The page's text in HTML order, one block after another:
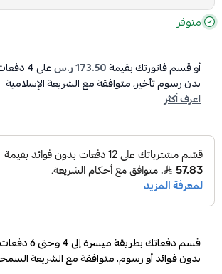
متوفر
أو قسم فاتورتك بقيمة173.50 ر.س على4
بدون رسوم تأخير، متوافقة مع الشريعة الإسلامية
اعرف أكثر
قسم دفعاتك بطريقة ميسرة إلى 4 وحتى
بدون فوائد أو رسوم. متوافقة مع الشريعة